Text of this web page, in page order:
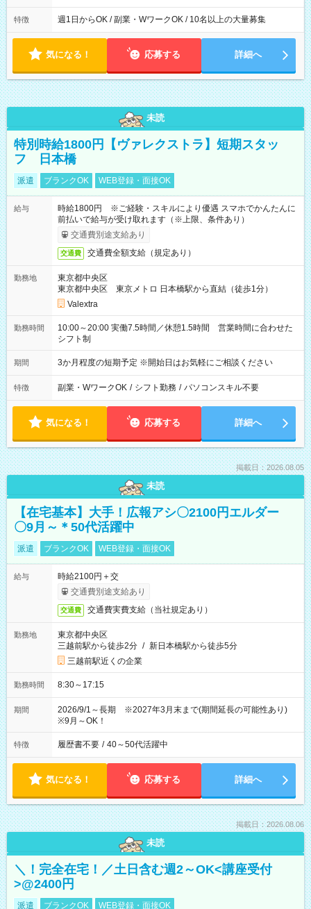
特徴 週1日からOK / 副業・WワークOK / 10名以上の大量募集
気になる！ 応募する 詳細へ
未読
特別時給1800円【ヴァレクストラ】短期スタッ
フ 日本橋
派遣 ブランクOK WEB登録・面接OK
給与
時給1800円 ※ご経験・スキルにより優遇 スマホでかんたんに
前払いで給与が受け取れます（※上限、条件あり）
交通費別途支給あり
交通費 交通費全額支給（規定あり）
勤務地
東京都中央区
東京都中央区 東京メトロ 日本橋駅から直結（徒歩1分）
Valextra
勤務時間
10:00～20:00 実働7.5時間／休憩1.5時間 営業時間に合わせた
シフト制
期間 3か月程度の短期予定 ※開始日はお気軽にご相談ください
特徴 副業・WワークOK / シフト勤務 / パソコンスキル不要
気になる！ 応募する 詳細へ
掲載日：2026.08.05
未読
【在宅基本】大手！広報アシ〇2100円エルダー
〇9月～＊50代活躍中
派遣 ブランクOK WEB登録・面接OK
給与
時給2100円＋交
交通費別途支給あり
交通費 交通費実費支給（当社規定あり）
勤務地
東京都中央区
三越前駅から徒歩2分 / 新日本橋駅から徒歩5分
三越前駅近くの企業
勤務時間 8:30～17:15
期間
2026/9/1～長期 ※2027年3月末まで(期間延長の可能性あり)
※9月～OK！
特徴 履歴書不要 / 40～50代活躍中
気になる！ 応募する 詳細へ
掲載日：2026.08.06
未読
＼！完全在宅！／土日含む週2～OK<講座受付
>@2400円
派遣 ブランクOK WEB登録・面接OK